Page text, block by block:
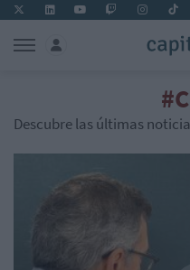
Descubre las últimas